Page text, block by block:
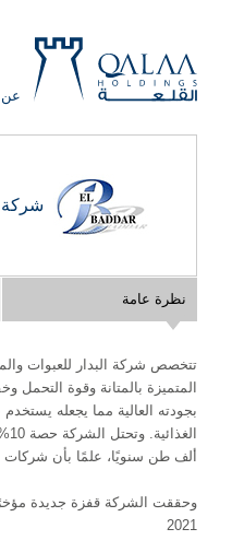
QALAA
HOLDING
QALAA
HOLDINGS
عن
شركة
نظرة عامة
تتخصص شركة البدار للعبوات
المتميزة بالمتانة وقوة التحمل
بجودته العالية مما يجعله
ألف طن سنويًا، علمًا بأن شركات الأغذية
وحققت الشركة قفزة جديدة
2021